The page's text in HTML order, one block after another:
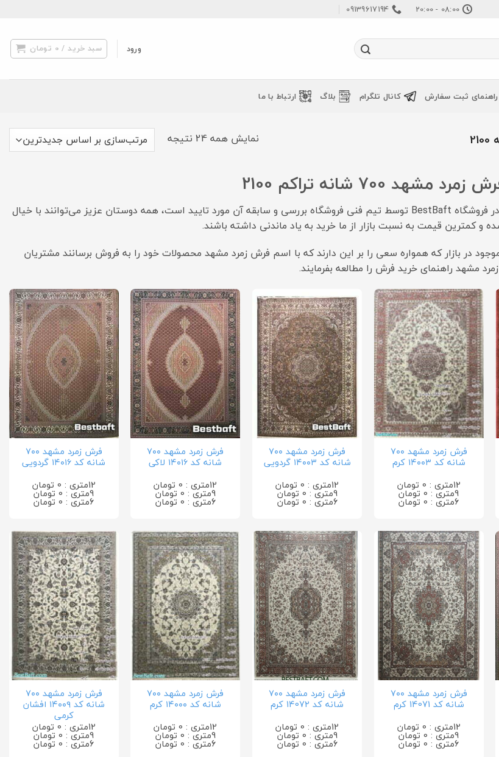
08:00 - 20:00
09139617194
ورود سبد خرید / 0 تومان
راهنمای ثبت سفارش کانال تلگرام بلاگ ارتباط با ما
نمایش همه 24 نتیجه
مرتب‌سازی
700 شانه تراکم 2100
تمامی برندهای ارائه شده در فروشگاه BestBaft توسط تیم فنی فروشگاه بررسی و سابقه آن مورد تایید است، همه دوستان عزیز می‌توانند با خیال
و کمترین قیمت به نسبت بازار از ما خرید به یاد ماندنی داشته باشند.
در بازار که همواره سعی را بر این دارند که با اسم فرش زمرد مشهد محصولات خود را به فروش برسانند مشتریان
مشهد راهنمای خرید فرش را مطالعه بفرمایند.
فرش زمرد مشهد ۷۰۰
شانه کد ۱۴۰۰۳ کرم
12متری : 0 تومان
9متری : 0 تومان
6متری : 0 تومان
فرش زمرد مشهد ۷۰۰
شانه کد ۱۴۰۰۳ گردویی
12متری : 0 تومان
9متری : 0 تومان
6متری : 0 تومان
فرش زمرد مشهد ۷۰۰
شانه کد ۱۴۰۱۶ لاکی
12متری : 0 تومان
9متری : 0 تومان
6متری : 0 تومان
فرش زمرد مشهد ۷۰۰
شانه کد ۱۴۰۱۶ گردویی
12متری : 0 تومان
9متری : 0 تومان
6متری : 0 تومان
فرش زمرد مشهد ۷۰۰
شانه کد 14071 کرم
12متری : 0 تومان
9متری : 0 تومان
6متری : 0 تومان
فرش زمرد مشهد ۷۰۰
شانه کد 14072 کرم
12متری : 0 تومان
9متری : 0 تومان
6متری : 0 تومان
فرش زمرد مشهد ۷۰۰
شانه کد ۱۴۰۰۰ کرم
12متری : 0 تومان
9متری : 0 تومان
6متری : 0 تومان
فرش زمرد مشهد ۷۰۰
شانه کد ۱۴۰۰۹ افشان
کرمی
12متری : 0 تومان
9متری : 0 تومان
6متری : 0 تومان